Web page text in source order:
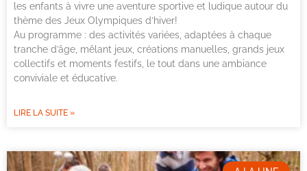
les enfants à vivre une aventure sportive et ludique autour du
thème des Jeux Olympiques d’hiver!
Au programme : des activités variées, adaptées à chaque
tranche d’âge, mêlant jeux, créations manuelles, grands jeux
collectifs et moments festifs, le tout dans une ambiance
conviviale et éducative.
LIRE LA SUITE »